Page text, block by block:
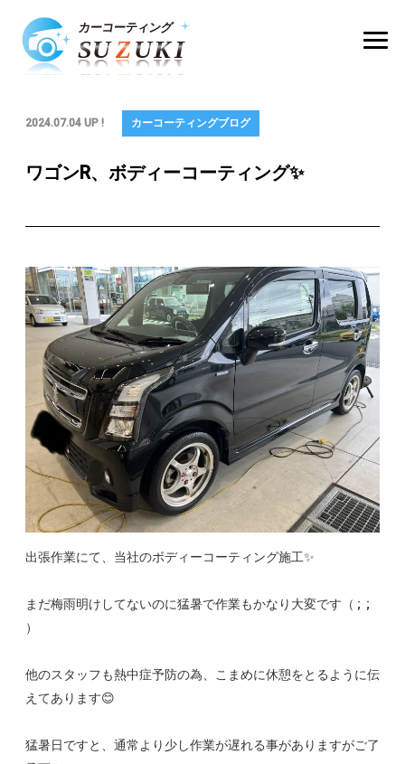
2024.07.04 UP ! カーコーティングブログ
ワゴンR、ボディーコーティング✨
出張作業にて、当社のボディーコーティング施工✨
まだ梅雨明けしてないのに猛暑で作業もかなり大変です（ ; ;
）
他のスタッフも熱中症予防の為、こまめに休憩をとるように伝
えてあります😊
猛暑日ですと、通常より少し作業が遅れる事がありますがご了